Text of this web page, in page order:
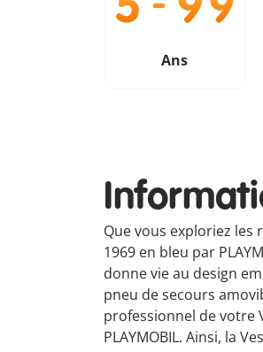
Ans
Que vous exploriez les
1969 en bleu par
donne vie au design
pneu de secours
professionnel de votre
PLAYMOBIL. Ainsi, la